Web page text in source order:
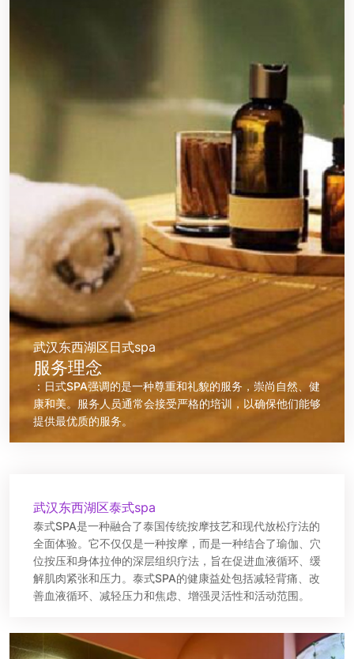
武汉东西湖区日式spa
服务理念
：日式SPA强调的是一种尊重和礼貌的服务，崇尚自然、健
康和美。服务人员通常会接受严格的培训，以确保他们能够
提供最优质的服务。
武汉东西湖区泰式spa
泰式SPA是一种融合了泰国传统按摩技艺和现代放松疗法的
全面体验。它不仅仅是一种按摩，而是一种结合了瑜伽、穴
位按压和身体拉伸的深层组织疗法，旨在促进血液循环、缓
解肌肉紧张和压力。泰式SPA的健康益处包括减轻背痛、改
善血液循环、减轻压力和焦虑、增强灵活性和活动范围。